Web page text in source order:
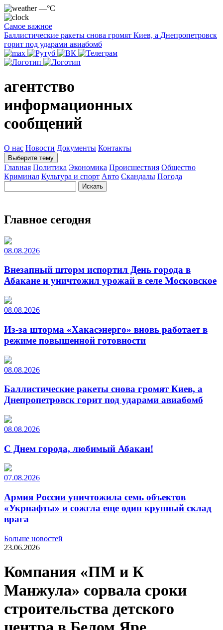
—°C
Самое важное
Баллистические ракеты снова громят Киев, а Днепропетровск
горит под ударами авиабомб
агентство
информационных
сообщений
О нас Новости Документы Контакты
Выберите тему
Главная Политика Экономика Происшествия Общество
Криминал Культура и спорт Авто Скандалы Погода
Главное сегодня
08.08.2026
Внезапный шторм испортил День города в
Абакане и уничтожил урожай в селе Московское
08.08.2026
Из-за шторма «Хакасэнерго» вновь работает в
режиме повышенной готовности
08.08.2026
Баллистические ракеты снова громят Киев, а
Днепропетровск горит под ударами авиабомб
08.08.2026
С Днем города, любимый Абакан!
07.08.2026
Армия России уничтожила семь объектов
«Укрнафты» и сожгла еще один крупный склад
врага
Больше новостей
23.06.2026
Компания «ПМ и К
Манжула» сорвала сроки
строительства детского